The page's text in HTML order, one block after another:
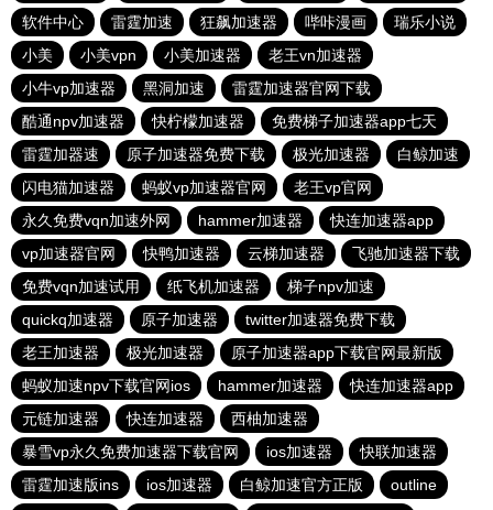
软件中心
雷霆加速 狂飙加速器 哔咔漫画
瑞乐小说
小美
小美vpn 小美加速器
老王vn加速器
小牛vp加速器
黑洞加速
雷霆加速器官网下载
酷通npv加速器
快柠檬加速器
免费梯子加速器app七天
雷霆加器速
原子加速器免费下载 极光加速器
白鲸加速
闪电猫加速器
蚂蚁vp加速器官网
老王vp官网
永久免费vqn加速外网
hammer加速器
快连加速器app
vp加速器官网
快鸭加速器 云梯加速器
飞驰加速器下载
免费vqn加速试用
纸飞机加速器
梯子npv加速
quickq加速器
原子加速器
twitter加速器免费下载
老王加速器
极光加速器
原子加速器app下载官网最新版
蚂蚁加速npv下载官网ios
hammer加速器
快连加速器app
元链加速器
快连加速器
西柚加速器
暴雪vp永久免费加速器下载官网
ios加速器
快联加速器
雷霆加速版ins
ios加速器 白鲸加速官方正版
outline